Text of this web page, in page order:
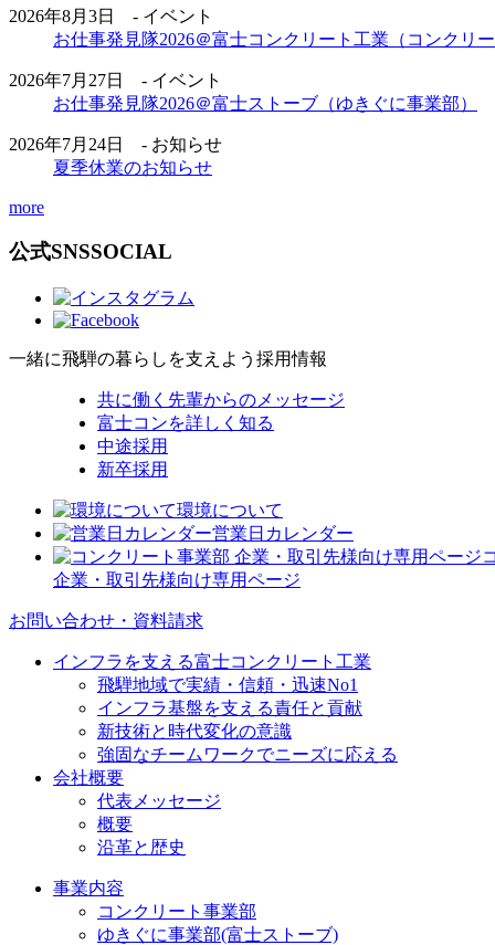
2026年8月3日 - イベント
お仕事発見隊2026＠富士コンクリート工業（コンクリー
2026年7月27日 - イベント
お仕事発見隊2026＠富士ストーブ（ゆきぐに事業部）
2026年7月24日 - お知らせ
夏季休業のお知らせ
more
公式SNSSOCIAL
一緒に飛騨の暮らしを支えよう 採用情報
共に働く先輩からのメッセージ
富士コンを詳しく知る
中途採用
新卒採用
環境について
営業日カレンダー
企業・取引先様向け専用ページ
お問い合わせ・資料請求
インフラを支える富士コンクリート工業
飛騨地域で実績・信頼・迅速No1
インフラ基盤を支える責任と貢献
新技術と時代変化の意識
強固なチームワークでニーズに応える
会社概要
代表メッセージ
概要
沿革と歴史
事業内容
コンクリート事業部
ゆきぐに事業部(富士ストーブ)